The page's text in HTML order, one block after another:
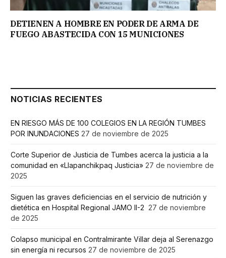
DETIENEN A HOMBRE EN PODER DE ARMA DE
FUEGO ABASTECIDA CON 15 MUNICIONES
NOTICIAS RECIENTES
EN RIESGO MÁS DE 100 COLEGIOS EN LA REGIÓN TUMBES
POR INUNDACIONES 27 de noviembre de 2025
Corte Superior de Justicia de Tumbes acerca la justicia a la
comunidad en «Llapanchikpaq Justicia» 27 de noviembre de
2025
Siguen las graves deficiencias en el servicio de nutrición y
dietética en Hospital Regional JAMO II-2 27 de noviembre
de 2025
Colapso municipal en Contralmirante Villar deja al Serenazgo
sin energía ni recursos 27 de noviembre de 2025